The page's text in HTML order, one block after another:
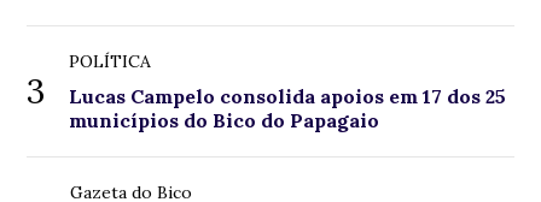
3
POLÍTICA
Lucas Campelo consolida apoios em 17 dos 25
municípios do Bico do Papagaio
Gazeta do Bico